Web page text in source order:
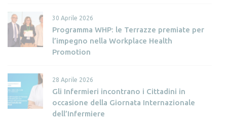
:
30 Aprile 2026
Programma WHP: le Terrazze premiate per
l’impegno nella Workplace Health
Promotion
28 Aprile 2026
Gli Infermieri incontrano i Cittadini in
occasione della Giornata Internazionale
dell’Infermiere